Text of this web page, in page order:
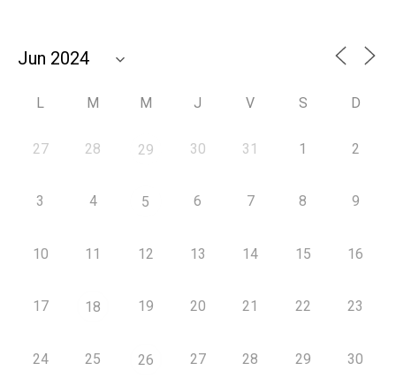
L M M J V S D
27 28 29 30 31 1 2
3 4 5 6 7 8 9
10 11 12 13 14 15 16
17 18 19 20 21 22 23
24 25 26 27 28 29 30